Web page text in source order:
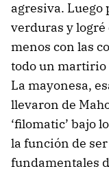
agresiva. Luego
verduras y logré
menos con las
todo un martirio
La mayonesa,
llevaron de
‘filomatic’ bajo
la función de
fundamentales